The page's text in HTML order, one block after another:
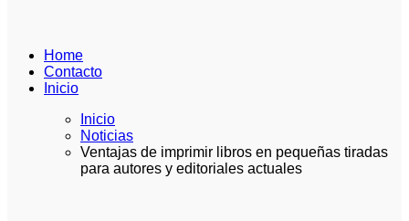
Home
Contacto
Inicio
Inicio
Noticias
Ventajas de imprimir libros en pequeñas tiradas
para autores y editoriales actuales